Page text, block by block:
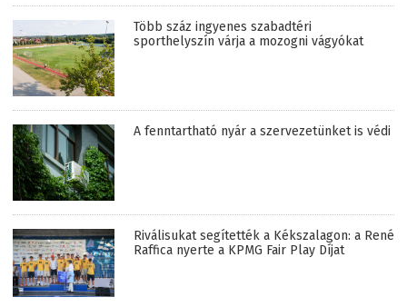
Több száz ingyenes szabadtéri
sporthelyszín várja a mozogni vágyókat
A fenntartható nyár a szervezetünket is védi
Riválisukat segítették a Kékszalagon: a René
Raffica nyerte a KPMG Fair Play Díjat